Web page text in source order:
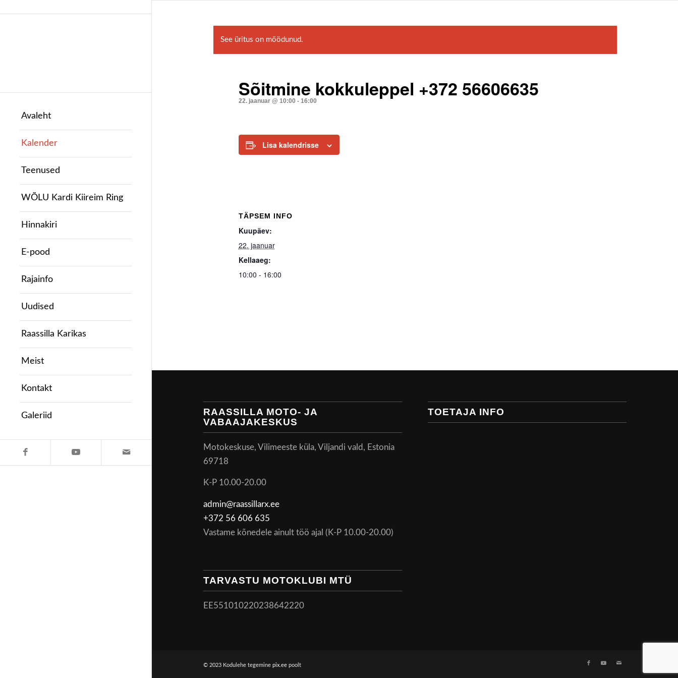
Avaleht
Kalender
Teenused
WÕLU Kardi Kiireim Ring
Hinnakiri
E-pood
Rajainfo
Uudised
Raassilla Karikas
Meist
Kontakt
Galeriid
See üritus on möödunud.
Sõitmine kokkuleppel +372 56606635
22. jaanuar @ 10:00 - 16:00
Lisa kalendrisse
TÄPSEM INFO
Kuupäev:
22. jaanuar
Kellaaeg:
10:00 - 16:00
RAASSILLA MOTO- JA
VABAAJAKESKUS
Motokeskuse, Vilimeeste küla, Viljandi vald, Estonia
69718
K-P 10.00-20.00
admin@raassillarx.ee
+372 56 606 635
Vastame kõnedele ainult töö ajal (K-P 10.00-20.00)
TARVASTU MOTOKLUBI MTÜ
EE551010220238642220
TOETAJA INFO
© 2023 Kodulehe tegeminepix.ee poolt